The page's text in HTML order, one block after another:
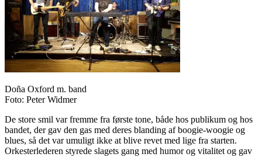
Doña Oxford m. band
Foto: Peter Widmer
De store smil var fremme fra første tone, både hos publikum og hos
bandet, der gav den gas med deres blanding af boogie-woogie og
blues, så det var umuligt ikke at blive revet med lige fra starten.
Orkesterlederen styrede slagets gang med humor og vitalitet og gav